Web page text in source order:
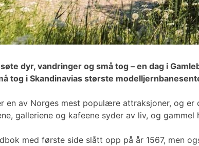
dyr, vandringer og små tog – en dag i
tog i Skandinavias største
en av Norges mest populære attraksjoner, og
galleriene og kafeene syder av liv, og
med første side slått opp på år 1567, men